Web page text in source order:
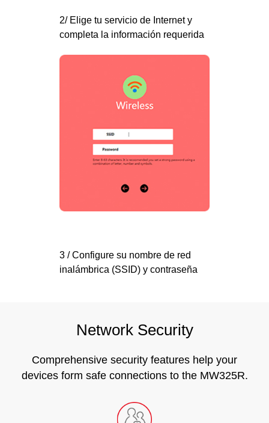
2/ Elige tu servicio de Internet y
completa la información requerida
3 / Configure su nombre de red
inalámbrica (SSID) y contraseña
Network Security
Comprehensive security features help your
devices form safe connections to the MW325R.